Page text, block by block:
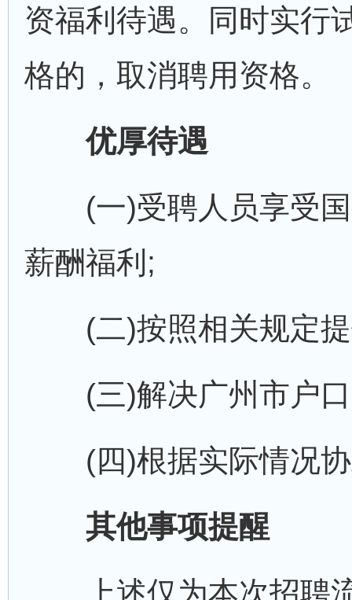
资福利待遇。同时实行
格的，取消聘用资格。
优厚待遇
(一)受聘人员享受国
薪酬福利;
(二)按照相关规定提
(三)解决广州市户
(四)根据实际情况协
其他事项提醒
上述仅为本次招聘